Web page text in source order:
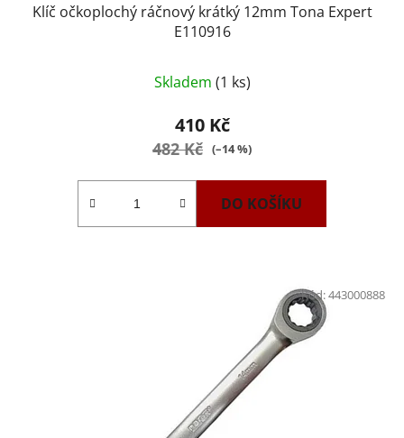
Klíč očkoplochý ráčnový krátký 12mm Tona Expert
E110916
Skladem (1 ks)
410 Kč
482 Kč (–14 %)
DO KOŠÍKU
Kód:443000888